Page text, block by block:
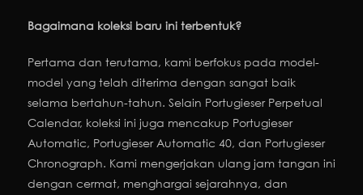
Bagaimana koleksi baru ini terbentuk?
Pertama dan terutama, kami berfokus pada model-
model yang telah diterima dengan sangat baik
selama bertahun-tahun. Selain Portugieser Perpetual
Calendar, koleksi ini juga mencakup Portugieser
Automatic, Portugieser Automatic 40, dan Portugieser
Chronograph. Kami mengerjakan ulang jam tangan ini
dengan cermat, menghargai sejarahnya, dan